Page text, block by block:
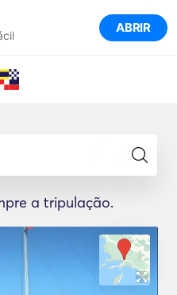
ABRIR
a tripulação.